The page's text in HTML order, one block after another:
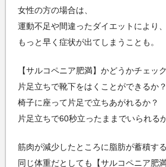
女性の方の場合は、
運動不足や間違ったダイエットにより、
もっと早く症状が出てしまうことも。
【サルコペニア肥満】かどうかチェッ
片足立ちで靴下をはくことができるか？
椅子に座って片足で立ちあがれるか？
片足立ちで60秒立ったままでいられる
筋肉が減少したところに脂肪が蓄積する
同じ体重だとしても【サルコペニア肥